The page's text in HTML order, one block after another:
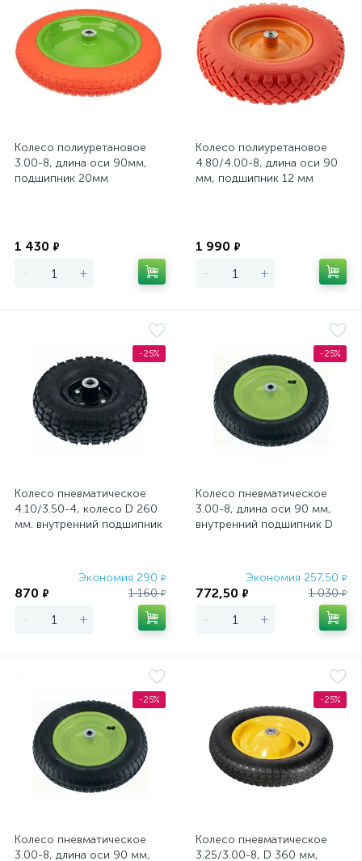
Колесо полиуретановое
3.00-8, длина оси 90мм,
подшипник 20мм
1 430 ₽
- +
Колесо полиуретановое
4.80/4.00-8, длина оси 90
мм, подшипник 12 мм
1 990 ₽
- +
-25%
Колесо пневматическое
4.10/3.50-4, колесо D 260
мм. внутренний подшипник
Экономия 290 ₽
870 ₽ 1 160₽
- +
-25%
Колесо пневматическое
3.00-8, длина оси 90 мм,
внутренний подшипник D
Экономия 257,50 ₽
772,50 ₽ 1 030₽
- +
-25%
Колесо пневматическое
3.00-8, длина оси 90 мм,
-25%
Колесо пневматическое
3.25/3.00-8, D 360 мм,